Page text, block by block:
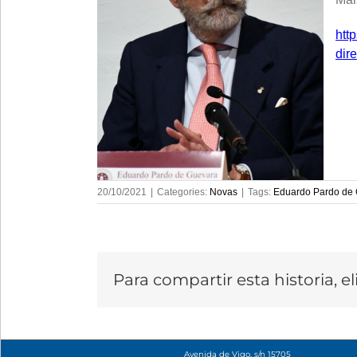
20/10/2021 | Categories: Novas | Tags: Eduardo Pardo de
Para compartir esta historia,
Avenida de Vigo, s/n 15705